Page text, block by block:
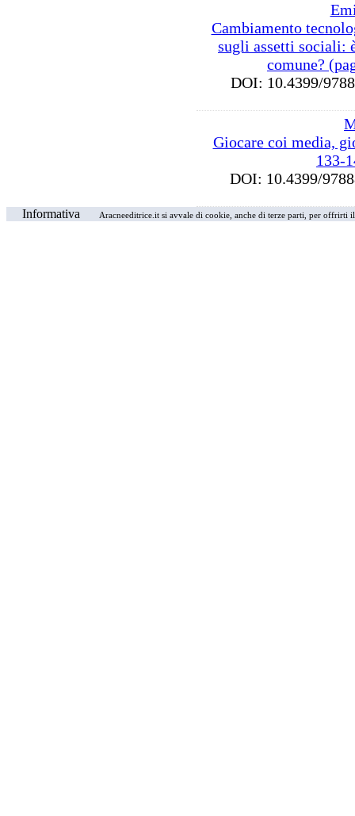
Cambiamento
sugli assetti sociali:
comune?
DOI: 10.4399/
Giocare coi media,
133-
DOI: 10.4399/
Informativa Aracneeditrice.it si avvale di cookie, anche di terze parti, per